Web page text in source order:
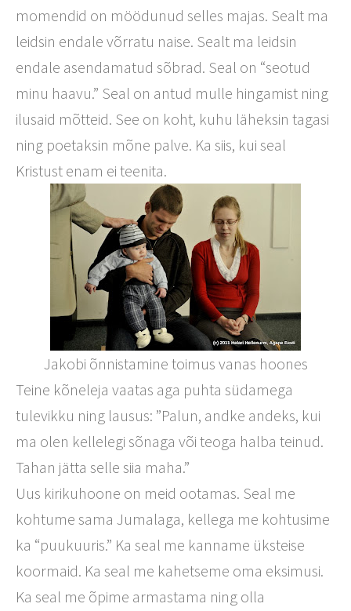
momendid on möödunud selles majas. Sealt ma
leidsin endale võrratu naise. Sealt ma leidsin
endale asendamatud sõbrad. Seal on “seotud
minu haavu.” Seal on antud mulle hingamist ning
ilusaid mõtteid. See on koht, kuhu läheksin tagasi
ning poetaksin mõne palve. Ka siis, kui seal
Kristust enam ei teenita.
Jakobi õnnistamine toimus vanas hoones
Teine kõneleja vaatas aga puhta südamega
tulevikku ning lausus: ”Palun, andke andeks, kui
ma olen kellelegi sõnaga või teoga halba teinud.
Tahan jätta selle siia maha.”
Uus kirikuhoone on meid ootamas. Seal me
kohtume sama Jumalaga, kellega me kohtusime
ka “puukuuris.” Ka seal me kanname üksteise
koormaid. Ka seal me kahetseme oma eksimusi.
Ka seal me õpime armastama ning olla